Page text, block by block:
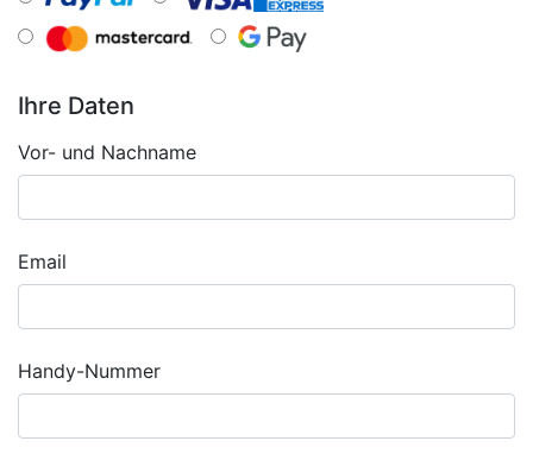
Ihre Daten
Vor- und Nachname
Email
Handy-Nummer